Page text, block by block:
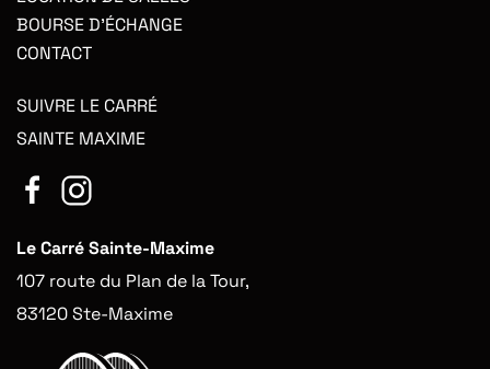
BOURSE D'ÉCHANGE
CONTACT
SUIVRE LE CARRÉ
SAINTE MAXIME
Le Carré Sainte-Maxime
107 route du Plan de la Tour,
83120 Ste-Maxime